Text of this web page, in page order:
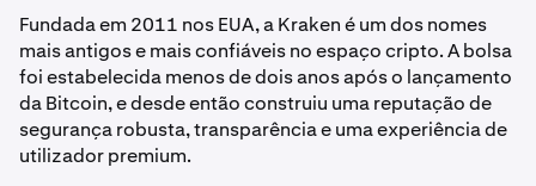
Fundada em 2011 nos EUA, a Kraken é um dos nomes
mais antigos e mais confiáveis no espaço cripto. A bolsa
foi estabelecida menos de dois anos após o lançamento
da Bitcoin, e desde então construiu uma reputação de
segurança robusta, transparência e uma experiência de
utilizador premium.